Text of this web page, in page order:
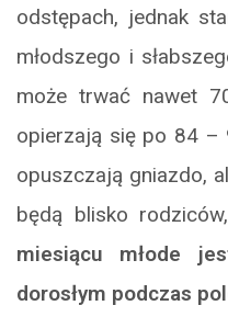
odstępach, jednak
młodszego i
może trwać nawet
opierzają się po 84 –
opuszczają gniazdo,
będą blisko rodziców,
miesiącu młode
dorosłym podczas